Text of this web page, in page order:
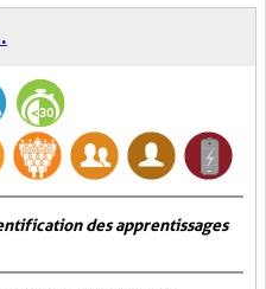
des apprentissages